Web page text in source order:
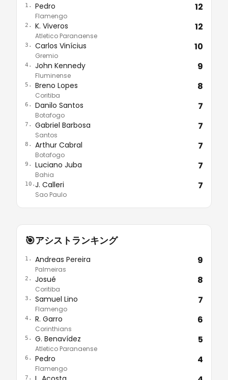
1. Pedro
Flamengo
12
2. K. Viveros
Atletico Paranaense
12
3. Carlos Vinícius
Gremio
10
4. John Kennedy
Fluminense
9
5. Breno Lopes
Coritiba
8
6. Danilo Santos
Botafogo
7
7. Gabriel Barbosa
Santos
7
8. Arthur Cabral
Botafogo
7
9. Luciano Juba
Bahia
7
10.J. Calleri
Sao Paulo
7
🎯アシストランキング
1. Andreas Pereira
Palmeiras
9
2. Josué
Coritiba
8
3. Samuel Lino
Flamengo
7
4. R. Garro
Corinthians
6
5. G. Benavídez
Atletico Paranaense
5
6. Pedro
Flamengo
4
7.